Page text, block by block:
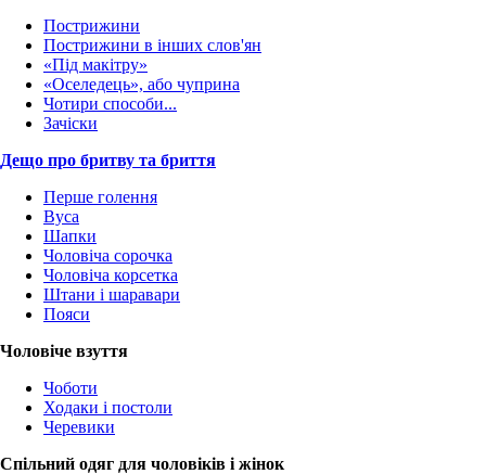
Пострижини
Пострижини в інших слов'ян
«Під макітру»
«Оселедець», або чуприна
Чотири способи...
Зачіски
Дещо про бритву та бриття
Перше голення
Вуса
Шапки
Чоловіча сорочка
Чоловіча корсетка
Штани і шаравари
Пояси
Чоловіче взуття
Чоботи
Ходаки і постоли
Черевики
Спільний одяг для чоловіків і жінок